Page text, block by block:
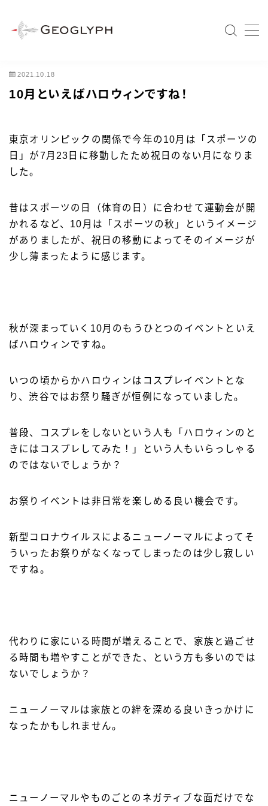
MENU
Home
会社概要
経営ビジョン
代表者メッセージ
事業紹介
沿革
日本語
English
Bahasa Indonesia
العربية
2021.10.18
10月といえばハロウィンですね！
東京オリンピックの関係で今年の10月は「スポーツの
日」が7月23日に移動したため祝日のない月になりま
した。
昔はスポーツの日（体育の日）に合わせて運動会が開
かれるなど、10月は「スポーツの秋」というイメージ
がありましたが、祝日の移動によってそのイメージが
少し薄まったように感じます。
秋が深まっていく10月のもうひとつのイベントといえ
ばハロウィンですね。
いつの頃からかハロウィンはコスプレイベントとな
り、渋谷ではお祭り騒ぎが恒例になっていました。
普段、コスプレをしないという人も「ハロウィンのと
きにはコスプレしてみた！」という人もいらっしゃる
のではないでしょうか？
お祭りイベントは非日常を楽しめる良い機会です。
新型コロナウイルスによるニューノーマルによってそ
ういったお祭りがなくなってしまったのは少し寂しい
ですね。
代わりに家にいる時間が増えることで、家族と過ごせ
る時間も増やすことができた、という方も多いのでは
ないでしょうか？
ニューノーマルは家族との絆を深める良いきっかけに
なったかもしれません。
ニューノーマルやものごとのネガティブな面だけでな